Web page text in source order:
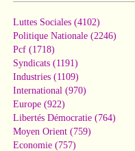
Luttes Sociales (4102)
Politique Nationale (2246)
Pcf (1718)
Syndicats (1191)
Industries (1109)
International (970)
Europe (922)
Libertés Démocratie (764)
Moyen Orient (759)
Economie (757)